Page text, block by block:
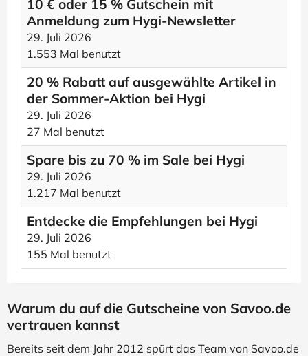
10 € oder 15 % Gutschein mit
Anmeldung zum Hygi-Newsletter
29. Juli 2026
1.553 Mal benutzt
20 % Rabatt auf ausgewählte Artikel in
der Sommer-Aktion bei Hygi
29. Juli 2026
27 Mal benutzt
Spare bis zu 70 % im Sale bei Hygi
29. Juli 2026
1.217 Mal benutzt
Entdecke die Empfehlungen bei Hygi
29. Juli 2026
155 Mal benutzt
Warum du auf die Gutscheine von Savoo.de
vertrauen kannst
Bereits seit dem Jahr 2012 spürt das Team von Savoo.de